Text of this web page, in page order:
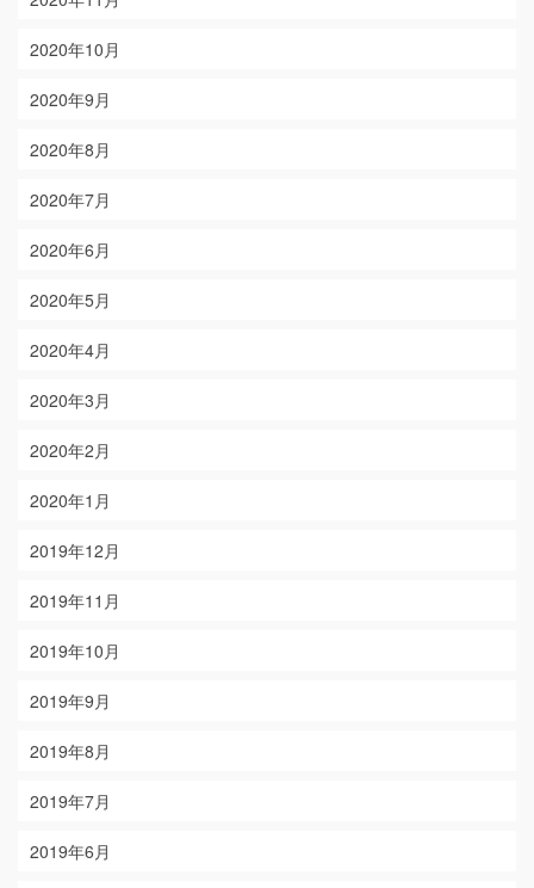
2020年10月
2020年9月
2020年8月
2020年7月
2020年6月
2020年5月
2020年4月
2020年3月
2020年2月
2020年1月
2019年12月
2019年11月
2019年10月
2019年9月
2019年8月
2019年7月
2019年6月